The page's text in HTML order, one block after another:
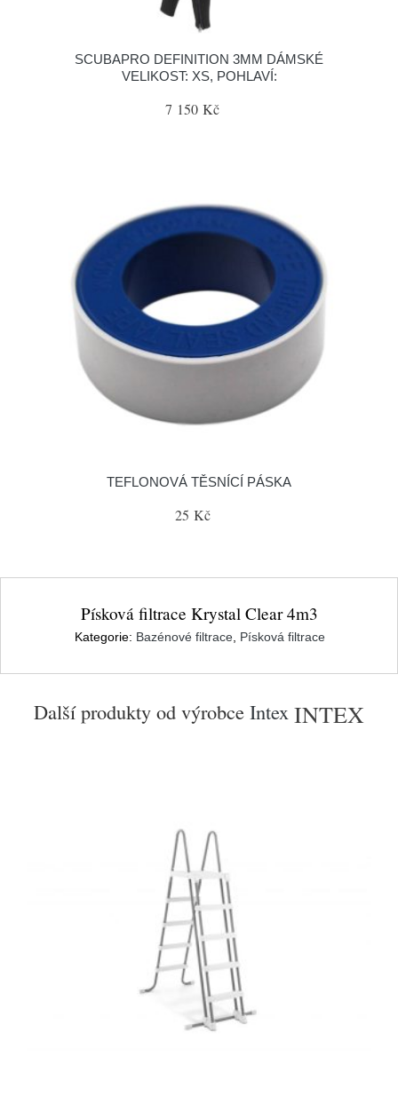
SCUBAPRO DEFINITION 3MM DÁMSKÉ
VELIKOST: XS, POHLAVÍ:
7 150 Kč
TEFLONOVÁ TĚSNÍCÍ PÁSKA
25 Kč
Písková filtrace Krystal Clear 4m3
Kategorie: Bazénové filtrace Písková filtrace
Další produkty od výrobce Intex INTEX